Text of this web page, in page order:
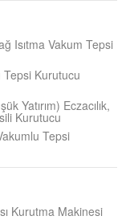
Isıtma Vakum Tepsi
Kurutucu
Yatırım) Eczacılık,
Kurutucu
Tepsi
Kurutma Makinesi